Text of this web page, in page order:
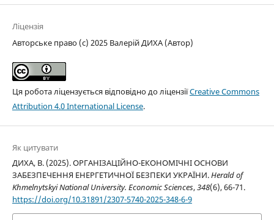
Ліцензія
Авторське право (c) 2025 Валерій ДИХА (Автор)
Ця робота ліцензується відповідно до ліцензіїCreative Commons
Attribution 4.0 International License.
Як цитувати
ДИХА, В. (2025). ОРГАНІЗАЦІЙНО-ЕКОНОМІЧНІ ОСНОВИ
ЗАБЕЗПЕЧЕННЯ ЕНЕРГЕТИЧНОЇ БЕЗПЕКИ УКРАЇНИ.Herald of
Khmelnytskyi National University. Economic Sciences,348(6), 66-71.
https://doi.org/10.31891/2307-5740-2025-348-6-9